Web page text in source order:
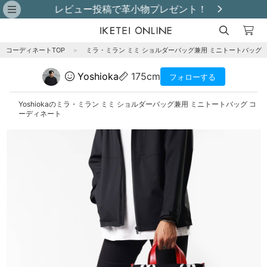
レビュー投稿で革小物プレゼント！
コーディネートTOP ＞ ミラ・ミラン ミミ ショルダーバッグ兼用 ミニトートバッグ
Yoshioka 175cm フォローする
Yoshiokaのミラ・ミラン ミミ ショルダーバッグ兼用 ミニトートバッグ コ
ーディネート